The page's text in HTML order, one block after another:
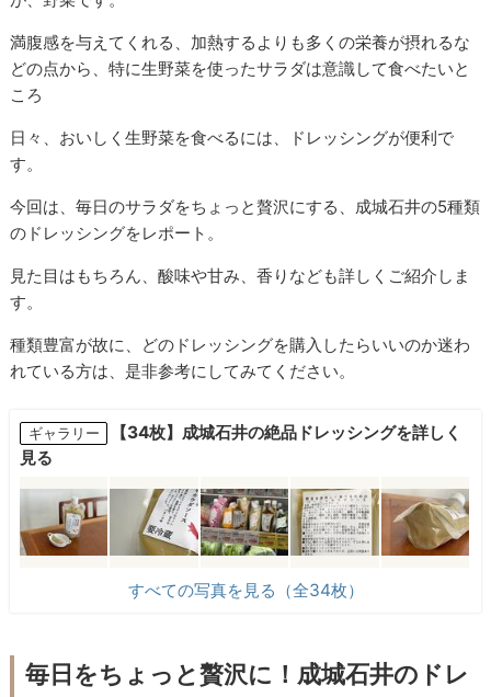
満腹感を与えてくれる、加熱するよりも多くの栄養が摂れるな
どの点から、特に生野菜を使ったサラダは意識して食べたいと
ころ
日々、おいしく生野菜を食べるには、ドレッシングが便利で
す。
今回は、毎日のサラダをちょっと贅沢にする、成城石井の5種類
のドレッシングをレポート。
見た目はもちろん、酸味や甘み、香りなども詳しくご紹介しま
す。
種類豊富が故に、どのドレッシングを購入したらいいのか迷わ
れている方は、是非参考にしてみてください。
ギャラリー
【34枚】成城石井の絶品ドレッシングを詳しく
見る
すべての写真を見る（全34枚）
毎日をちょっと贅沢に！成城石井のドレ